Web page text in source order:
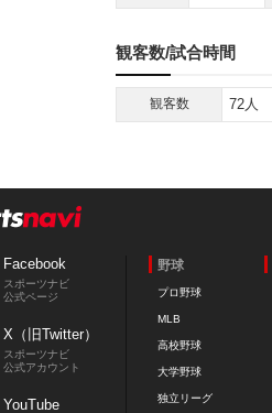
観客数/試合時間
観客数 72人
Facebook
スポーツナビ
公式ページ
X（旧Twitter）
スポーツナビ
公式アカウント
YouTube
野球
プロ野球
MLB
高校野球
大学野球
独立リーグ